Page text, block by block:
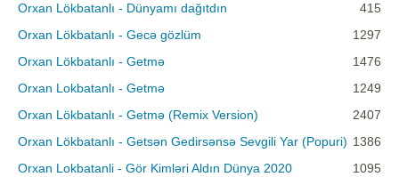
Orxan Lökbatanlı - Dünyamı dağıtdın
415
Orxan Lökbatanlı - Gecə gözlüm
1297
Orxan Lökbatanlı - Getmə
1476
Orxan Lokbatanlı - Getmə
1249
Orxan Lökbatanlı - Getmə (Remix Version)
2407
Orxan Lökbatanlı - Getsən Gedirsənsə Sevgili Yar (Popuri) 1386
Orxan Lokbatanli - Gör Kimləri Aldın Dünya 2020
1095